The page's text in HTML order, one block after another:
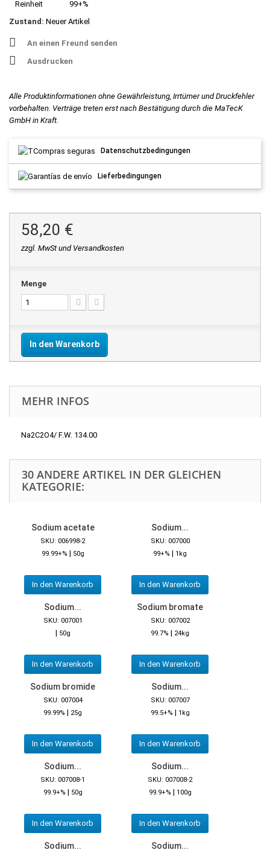
Reinheit
99+%
Zustand: Neuer Artikel
An einen Freund senden
Ausdrucken
Alle Produktinformationen ohne Gewährleistung, Irrtümer und Druckfehler
vorbehalten. Verträge treten erst nach Bestätigung durch die MaTecK
GmbH in Kraft.
Datenschutzbedingungen
Lieferbedingungen
58,20 €
zzgl. MwSt und Versandkosten
Menge
In den Warenkorb
MEHR INFOS
Na2C2O4/ F.W. 134.00
30 ANDERE ARTIKEL IN DER GLEICHEN
KATEGORIE:
Sodium acetate
SKU: 006998-2
99.99+% | 50g
In den Warenkorb
Sodium...
SKU: 007000
99+% | 1kg
In den Warenkorb
Sodium...
SKU: 007001
| 50g
In den Warenkorb
Sodium bromate
SKU: 007002
99.7% | 24kg
In den Warenkorb
Sodium bromide
SKU: 007004
99.99% | 25g
In den Warenkorb
Sodium...
SKU: 007007
99.5+% | 1kg
In den Warenkorb
Sodium...
SKU: 007008-1
99.9+% | 50g
In den Warenkorb
Sodium...
SKU: 007008-2
99.9+% | 100g
In den Warenkorb
Sodium... Sodium...